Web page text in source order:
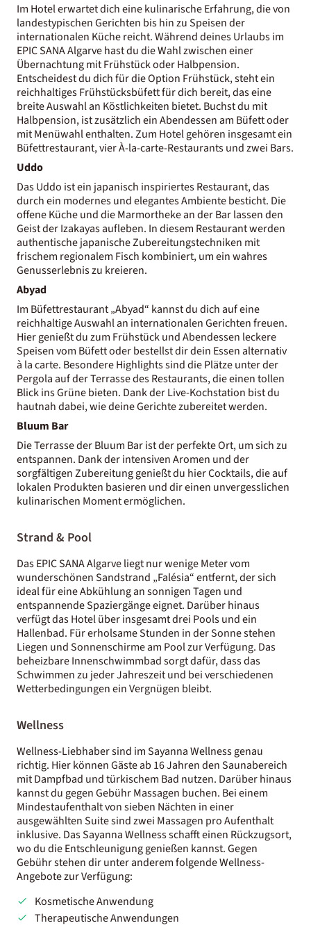
Im Hotel erwartet dich eine kulinarische Erfahrung, die von
landestypischen Gerichten bis hin zu Speisen der
internationalen Küche reicht. Während deines Urlaubs im
EPIC SANA Algarve hast du die Wahl zwischen einer
Übernachtung mit Frühstück oder Halbpension.
Entscheidest du dich für die Option Frühstück, steht ein
reichhaltiges Frühstücksbüfett für dich bereit, das eine
breite Auswahl an Köstlichkeiten bietet. Buchst du mit
Halbpension, ist zusätzlich ein Abendessen am Büfett oder
mit Menüwahl enthalten. Zum Hotel gehören insgesamt ein
Büfettrestaurant, vier À-la-carte-Restaurants und zwei Bars.
Uddo
Das Uddo ist ein japanisch inspiriertes Restaurant, das
durch ein modernes und elegantes Ambiente besticht. Die
offene Küche und die Marmortheke an der Bar lassen den
Geist der Izakayas aufleben. In diesem Restaurant werden
authentische japanische Zubereitungstechniken mit
frischem regionalem Fisch kombiniert, um ein wahres
Genusserlebnis zu kreieren.
Abyad
Im Büfettrestaurant „Abyad“ kannst du dich auf eine
reichhaltige Auswahl an internationalen Gerichten freuen.
Hier genießt du zum Frühstück und Abendessen leckere
Speisen vom Büfett oder bestellst dir dein Essen alternativ
à la carte. Besondere Highlights sind die Plätze unter der
Pergola auf der Terrasse des Restaurants, die einen tollen
Blick ins Grüne bieten. Dank der Live-Kochstation bist du
hautnah dabei, wie deine Gerichte zubereitet werden.
Bluum Bar
Die Terrasse der Bluum Bar ist der perfekte Ort, um sich zu
entspannen. Dank der intensiven Aromen und der
sorgfältigen Zubereitung genießt du hier Cocktails, die auf
lokalen Produkten basieren und dir einen unvergesslichen
kulinarischen Moment ermöglichen.
Strand & Pool
Das EPIC SANA Algarve liegt nur wenige Meter vom
wunderschönen Sandstrand „Falésia“ entfernt, der sich
ideal für eine Abkühlung an sonnigen Tagen und
entspannende Spaziergänge eignet. Darüber hinaus
verfügt das Hotel über insgesamt drei Pools und ein
Hallenbad. Für erholsame Stunden in der Sonne stehen
Liegen und Sonnenschirme am Pool zur Verfügung. Das
beheizbare Innenschwimmbad sorgt dafür, dass das
Schwimmen zu jeder Jahreszeit und bei verschiedenen
Wetterbedingungen ein Vergnügen bleibt.
Wellness
Wellness-Liebhaber sind im Sayanna Wellness genau
richtig. Hier können Gäste ab 16 Jahren den Saunabereich
mit Dampfbad und türkischem Bad nutzen. Darüber hinaus
kannst du gegen Gebühr Massagen buchen. Bei einem
Mindestaufenthalt von sieben Nächten in einer
ausgewählten Suite sind zwei Massagen pro Aufenthalt
inklusive. Das Sayanna Wellness schafft einen Rückzugsort,
wo du die Entschleunigung genießen kannst. Gegen
Gebühr stehen dir unter anderem folgende Wellness-
Angebote zur Verfügung:
Kosmetische Anwendung
Therapeutische Anwendungen